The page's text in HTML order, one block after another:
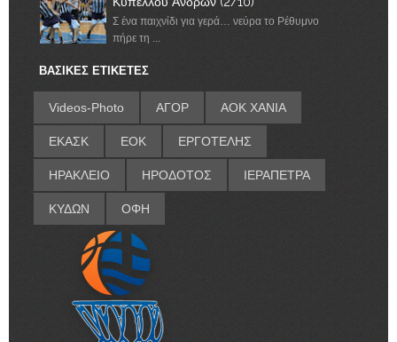
Σ ένα παιχνίδι για γερά… νεύρα το Ρέθυμνο
πήρε τη ...
ΒΑΣΙΚΕΣ ΕΤΙΚΕΤΕΣ
Videos-Photo ΑΓΟΡ ΑΟΚ ΧΑΝΙΑ
ΕΚΑΣΚ ΕΟΚ ΕΡΓΟΤΕΛΗΣ
ΗΡΑΚΛΕΙΟ ΗΡΟΔΟΤΟΣ ΙΕΡΑΠΕΤΡΑ
ΚΥΔΩΝ ΟΦΗ